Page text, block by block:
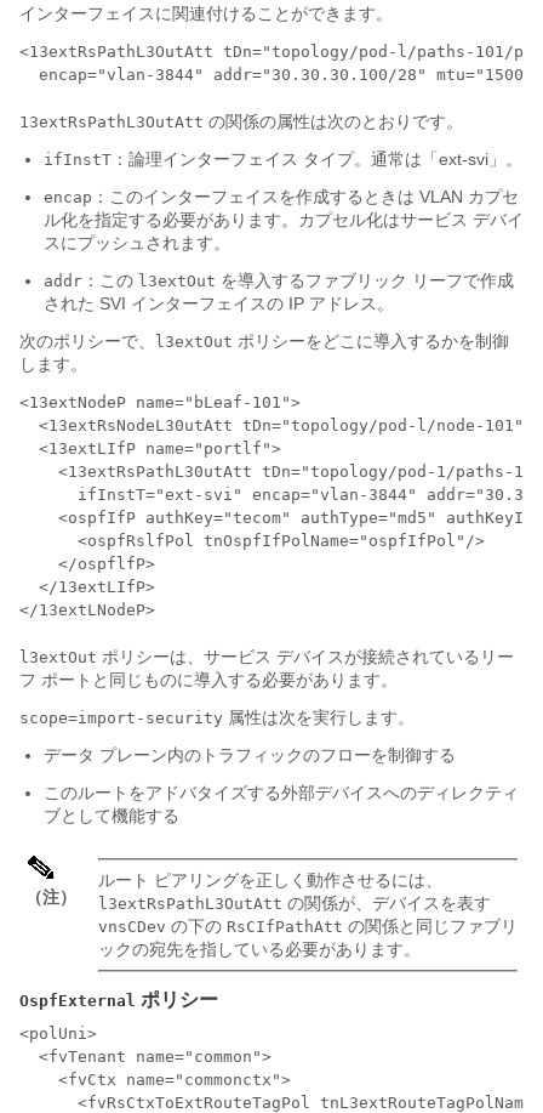
インターフェイスに関連付けることができます。
<13extRsPathL3OutAtt tDn="topology/pod-l/paths-
encap="vlan-3844" addr="30.30.30.100/28"
13extRsPathL3OutAtt の関係の属性は次のとおりです。
ifInstT ：論理インターフェイス タイプ。通常は「ext-svi」。
encap ：このインターフェイスを作成するときは VLAN カプセ
ル化を指定する必要があります。カプセル化はサービス デバイ
スにプッシュされます。
addr ：この l3extOut を導入するファブリック リーフで作成
された SVI インターフェイスの IP アドレス。
次のポリシーで、
l3extOut ポリシーをどこに導入するかを制御
します。
<13extNodeP name="bLeaf-101">
<13extRsNodeL30utAtt tDn="topology/pod-l/node-101"
  <13extLIfP name="portlf">
<13extRsPathL30utAtt tDn="topology/pod-1/paths-
ifInstT="ext-svi" encap="vlan-3844"
<ospfIfP authKey="tecom" authType="md5"
      <ospfRslfPol tnOspfIfPolName="ospfIfPol"/>
    </ospflfP>
  </13extLIfP>
</13extLNodeP>
l3extOut ポリシーは、サービス デバイスが接続されているリー
フ ポートと同じものに導入する必要があります。
scope=import-security 属性は次を実行します。
データ プレーン内のトラフィックのフローを制御する
このルートをアドバタイズする外部デバイスへのディレクティ
ブとして機能する
（注）
ルート ピアリングを正しく動作させるには、
l3extRsPathL3OutAtt の関係が、デバイスを表す
vnsCDev の下の RsCIfPathAtt の関係と同じファブリ
ックの宛先を指している必要があります。
OspfExternal ポリシー
<polUni>
  <fvTenant name="common">
    <fvCtx name="commonctx">
<fvRsCtxToExtRouteTagPol